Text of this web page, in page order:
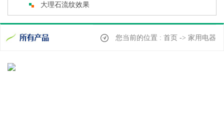
大理石流纹效果
您当前的位置 : 首页 -> 家用电器